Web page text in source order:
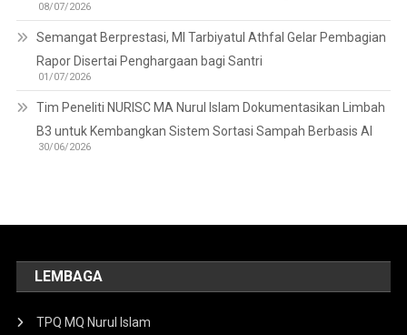
08/07/2026
Semangat Berprestasi, MI Tarbiyatul Athfal Gelar Pembagian
Rapor Disertai Penghargaan bagi Santri
01/07/2026
Tim Peneliti NURISC MA Nurul Islam Dokumentasikan Limbah
B3 untuk Kembangkan Sistem Sortasi Sampah Berbasis AI
30/06/2026
LEMBAGA
TPQ MQ Nurul Islam